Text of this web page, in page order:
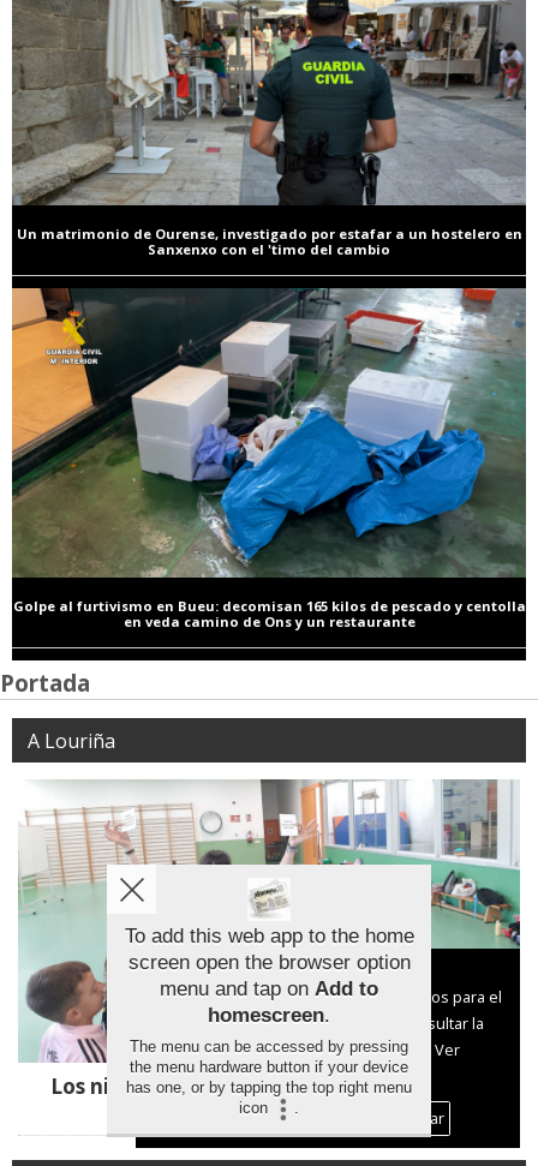
Un matrimonio de Ourense, investigado por estafar a un hostelero en
Sanxenxo con el 'timo del cambio
Golpe al furtivismo en Bueu: decomisan 165 kilos de pescado y centolla
en veda camino de Ons y un restaurante
Portada
A Louriña
Los niños de Mos aprenden a consumir con
responsabilidad
Aviso sobre el Uso de cookies:
Utilizamos cookies nuestras y de terceros para el
funcionamiento del digital. Puedes consultar la
lista de cookies y como desconectarlas.
Ver
nuestra Política de Privacidad y Cookies
Aceptar Cookies
Personalizar
To add this web app to the home
screen open the browser option
menu and tap on Add to
homescreen.
The menu can be accessed by pressing
the menu hardware button if your device
has one, or by tapping the top right menu
icon
.